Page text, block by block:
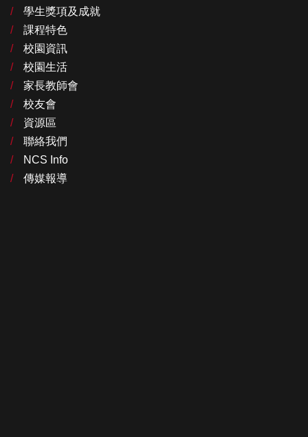
學生獎項及成就
課程特色
校園資訊
校園生活
家長教師會
校友會
資源區
聯絡我們
NCS Info
傳媒報導